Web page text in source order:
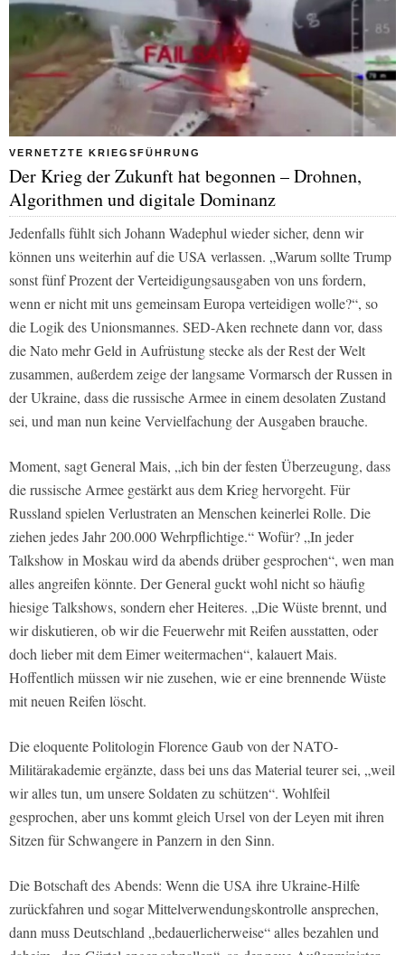
VERNETZTE KRIEGSFÜHRUNG
Der Krieg der Zukunft hat begonnen – Drohnen,
Algorithmen und digitale Dominanz
Jedenfalls fühlt sich Johann Wadephul wieder sicher, denn wir
können uns weiterhin auf die USA verlassen. „Warum sollte Trump
sonst fünf Prozent der Verteidigungsausgaben von uns fordern,
wenn er nicht mit uns gemeinsam Europa verteidigen wolle?“, so
die Logik des Unionsmannes. SED-Aken rechnete dann vor, dass
die Nato mehr Geld in Aufrüstung stecke als der Rest der Welt
zusammen, außerdem zeige der langsame Vormarsch der Russen in
der Ukraine, dass die russische Armee in einem desolaten Zustand
sei, und man nun keine Vervielfachung der Ausgaben brauche.
Moment, sagt General Mais, „ich bin der festen Überzeugung, dass
die russische Armee gestärkt aus dem Krieg hervorgeht. Für
Russland spielen Verlustraten an Menschen keinerlei Rolle. Die
ziehen jedes Jahr 200.000 Wehrpflichtige.“ Wofür? „In jeder
Talkshow in Moskau wird da abends drüber gesprochen“, wen man
alles angreifen könnte. Der General guckt wohl nicht so häufig
hiesige Talkshows, sondern eher Heiteres. „Die Wüste brennt, und
wir diskutieren, ob wir die Feuerwehr mit Reifen ausstatten, oder
doch lieber mit dem Eimer weitermachen“, kalauert Mais.
Hoffentlich müssen wir nie zusehen, wie er eine brennende Wüste
mit neuen Reifen löscht.
Die eloquente Politologin Florence Gaub von der NATO-
Militärakademie ergänzte, dass bei uns das Material teurer sei, „weil
wir alles tun, um unsere Soldaten zu schützen“. Wohlfeil
gesprochen, aber uns kommt gleich Ursel von der Leyen mit ihren
Sitzen für Schwangere in Panzern in den Sinn.
Die Botschaft des Abends: Wenn die USA ihre Ukraine-Hilfe
zurückfahren und sogar Mittelverwendungskontrolle ansprechen,
dann muss Deutschland „bedauerlicherweise“ alles bezahlen und